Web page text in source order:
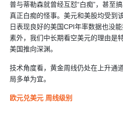
普与蒂勒森就曾经互怼“白痴”，甚至
真正白痴的怪事。美元和美股均受到
日表现良好的美国CPI年率数据也没
素外，我们中长期看空美元的理由是
美国推向深渊。
技术角度看，黄金周线仍处在上升通
局多单为宜。
欧元兑美元 周线级别